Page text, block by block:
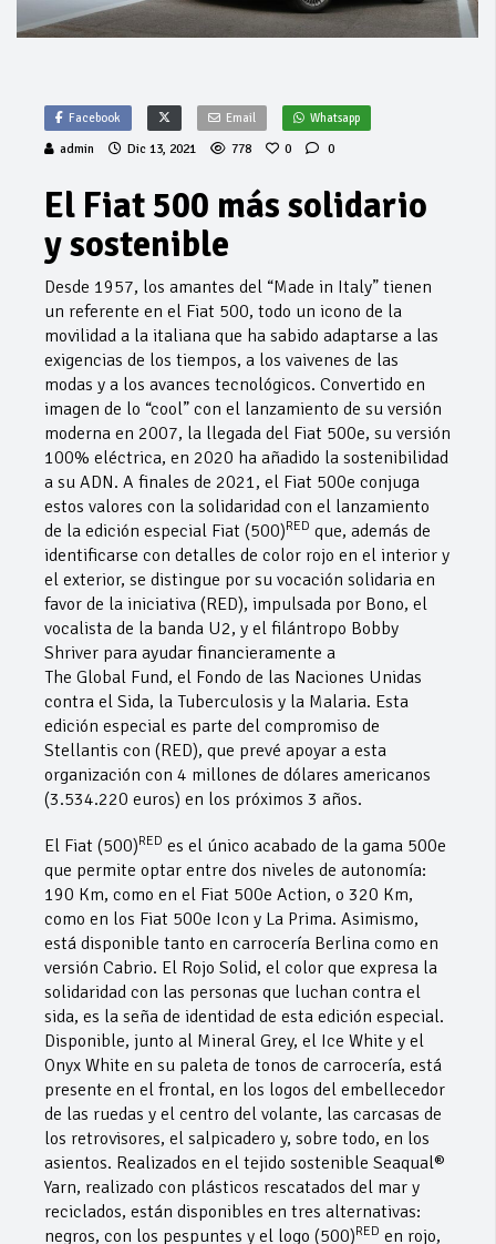
Facebook Email Whatsapp
admin Dic 13, 2021 778 0 0
El Fiat 500 más solidario
y sostenible
Desde 1957, los amantes del “Made in Italy” tienen
un referente en el Fiat 500, todo un icono de la
movilidad a la italiana que ha sabido adaptarse a las
exigencias de los tiempos, a los vaivenes de las
modas y a los avances tecnológicos. Convertido en
imagen de lo “cool” con el lanzamiento de su versión
moderna en 2007, la llegada del Fiat 500e, su versión
100% eléctrica, en 2020 ha añadido la sostenibilidad
a su ADN. A finales de 2021, el Fiat 500e conjuga
estos valores con la solidaridad con el lanzamiento
de la edición especial Fiat (500)RED que, además de
identificarse con detalles de color rojo en el interior y
el exterior, se distingue por su vocación solidaria en
favor de la iniciativa (RED), impulsada por Bono, el
vocalista de la banda U2, y el filántropo Bobby
Shriver para ayudar financieramente a
The Global Fund, el Fondo de las Naciones Unidas
contra el Sida, la Tuberculosis y la Malaria. Esta
edición especial es parte del compromiso de
Stellantis con (RED), que prevé apoyar a esta
organización con 4 millones de dólares americanos
(3.534.220 euros) en los próximos 3 años.
El Fiat (500)RED es el único acabado de la gama 500e
que permite optar entre dos niveles de autonomía:
190 Km, como en el Fiat 500e Action, o 320 Km,
como en los Fiat 500e Icon y La Prima. Asimismo,
está disponible tanto en carrocería Berlina como en
versión Cabrio. El Rojo Solid, el color que expresa la
solidaridad con las personas que luchan contra el
sida, es la seña de identidad de esta edición especial.
Disponible, junto al Mineral Grey, el Ice White y el
Onyx White en su paleta de tonos de carrocería, está
presente en el frontal, en los logos del embellecedor
de las ruedas y el centro del volante, las carcasas de
los retrovisores, el salpicadero y, sobre todo, en los
asientos. Realizados en el tejido sostenible Seaqual®
Yarn, realizado con plásticos rescatados del mar y
reciclados, están disponibles en tres alternativas:
negros, con los pespuntes y el logo (500)RED en rojo,